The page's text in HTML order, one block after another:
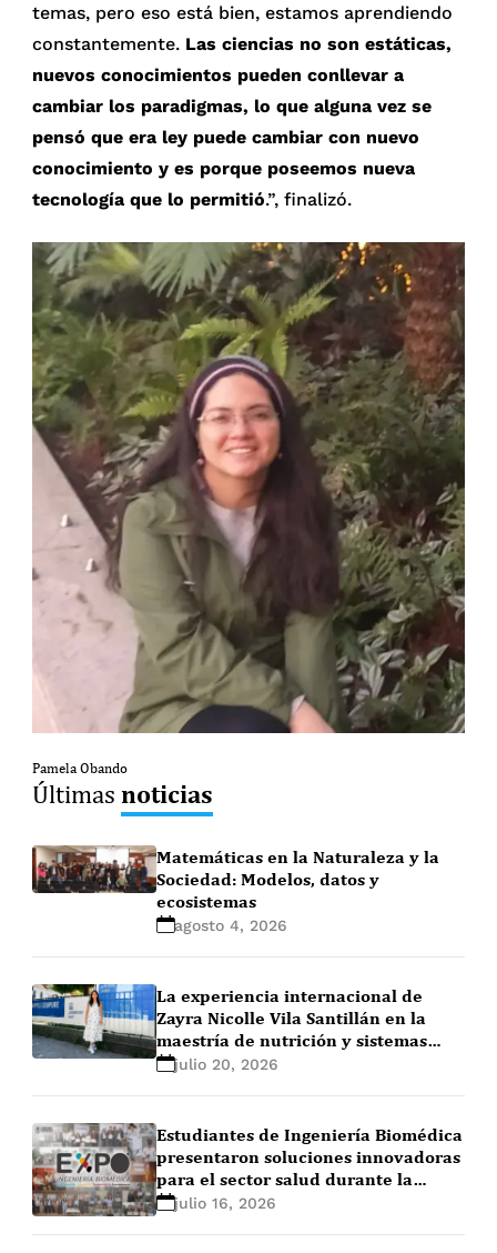
temas, pero eso está bien, estamos aprendiendo
constantemente. Las ciencias no son estáticas,
nuevos conocimientos pueden conllevar a
cambiar los paradigmas, lo que alguna vez se
pensó que era ley puede cambiar con nuevo
conocimiento y es porque poseemos nueva
tecnología que lo permitió.”, finalizó.
Pamela Obando
Últimasnoticias
Matemáticas en la Naturaleza y la
Sociedad: Modelos, datos y
ecosistemas
agosto 4, 2026
La experiencia internacional de
Zayra Nicolle Vila Santillán en la
maestría de nutrición y sistemas
alimentarios en Ghent University
julio 20, 2026
Estudiantes de Ingeniería Biomédica
presentaron soluciones innovadoras
para el sector salud durante la
EXPO+ Ingeniería Biomédica 2026-1
julio 16, 2026